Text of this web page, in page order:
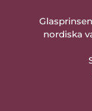
nordiska